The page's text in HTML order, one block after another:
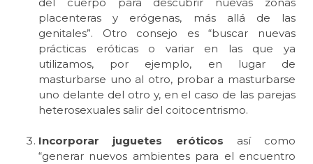
del cuerpo para descubrir nuevas zonas
placenteras y erógenas, más allá de las
genitales”. Otro consejo es “buscar nuevas
prácticas eróticas o variar en las que ya
utilizamos, por ejemplo, en lugar de
masturbarse uno al otro, probar a masturbarse
uno delante del otro y, en el caso de las parejas
heterosexuales salir del coitocentrismo.
Incorporar juguetes eróticos así como
“generar nuevos ambientes para el encuentro